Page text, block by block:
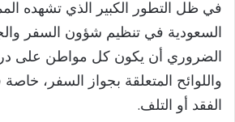
في ظل التطور الكبير الذي تشهده
السعودية في تنظيم شؤون السفر
الضروري أن يكون كل مواطن على
واللوائح المتعلقة بجواز السفر، خاصة
الفقد أو التلف.